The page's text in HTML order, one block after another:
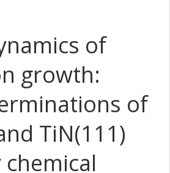
of
growth:
of
TiN(111)